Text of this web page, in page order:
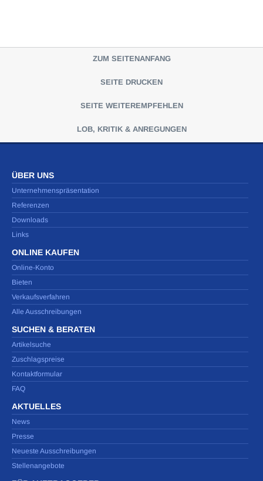
ZUM SEITENANFANG
SEITE DRUCKEN
SEITE WEITEREMPFEHLEN
LOB, KRITIK & ANREGUNGEN
ÜBER UNS
Unternehmenspräsentation
Referenzen
Downloads
Links
ONLINE KAUFEN
Online-Konto
Bieten
Verkaufsverfahren
Alle Ausschreibungen
SUCHEN & BERATEN
Artikelsuche
Zuschlagspreise
Kontaktformular
FAQ
AKTUELLES
News
Presse
Neueste Ausschreibungen
Stellenangebote